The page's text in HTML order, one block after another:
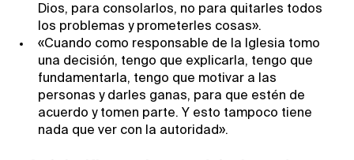
Dios, para consolarlos, no para quitarles todos
los problemas y prometerles cosas».
«Cuando como responsable de la Iglesia tomo
una decisión, tengo que explicarla, tengo que
fundamentarla, tengo que motivar a las
personas y darles ganas, para que estén de
acuerdo y tomen parte. Y esto tampoco tiene
nada que ver con la autoridad».